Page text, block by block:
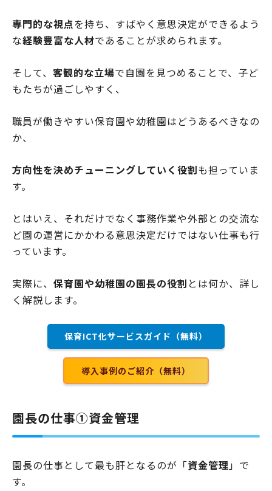
専門的な視点を持ち、すばやく意思決定ができるよう
な経験豊富な人材であることが求められます。
そして、 客観的な立場で自園を見つめることで、子ど
もたちが過ごしやすく、
職員が働きやすい保育園や幼稚園はどうあるべきなの
か、
方向性を決めチューニングしていく役割も担っていま
す。
とはいえ、それだけでなく事務作業や外部との交流な
ど園の運営にかかわる意思決定だけではない仕事も行
っています。
実際に、 保育園や幼稚園の園長の役割 とは何か、詳し
く解説します。
保育ICT化サービスガイド（無料）
導入事例のご紹介（無料）
園長の仕事①資金管理
園長の仕事として最も肝となるのが「資金管理」で
す。